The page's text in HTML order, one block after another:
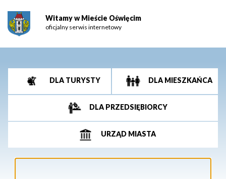
Witamy w Mieście Oświęcim
oficjalny serwis internetowy
DLA TURYSTY DLA MIESZKAŃCA
DLA PRZEDSIĘBIORCY
URZĄD MIASTA